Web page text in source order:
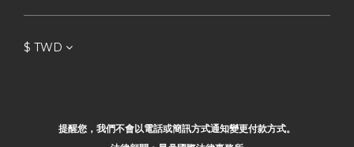
$ TWD
提醒您，我們不會以電話或簡訊方式通知變更付款方式。